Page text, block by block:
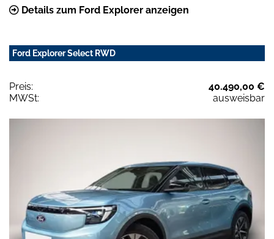
Details zum Ford Explorer anzeigen
Ford Explorer Select RWD
Preis:
40.490,00 €
MWSt:
ausweisbar